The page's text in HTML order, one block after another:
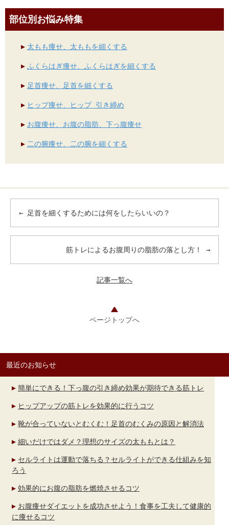
最近のお知らせ
簡単にできる！下っ腹の引き締め効果が期待できる筋トレ
ヒップアップの筋トレを効果的に行うコツ
靴が合っていないとむくむ！足首のむくみの原因と解消法
細いだけではダメ？理想のサイズの太ももとは？
セルライトは運動で落ちる？セルライトができる仕組みを知
ろう
効果的にお腹の脂肪を燃焼させるコツ
お腹痩せダイエットを成功させよう！食事を工夫して健康的
に痩せるコツ
部位別お悩み特集
太もも痩せ、太ももを細くする
ふくらはぎ痩せ、ふくらはぎを細くする
足首痩せ、足首を細くする
ヒップ痩せ、ヒップ 引き締め
お腹痩せ、お腹の脂肪、下っ腹痩せ
二の腕痩せ、二の腕を細くする
← 足首を細くするためには何をしたらいいの？
筋トレによるお腹周りの脂肪の落とし方！ →
記事一覧へ
ページトップへ